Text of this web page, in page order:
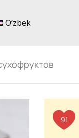
Oʻzbek
91